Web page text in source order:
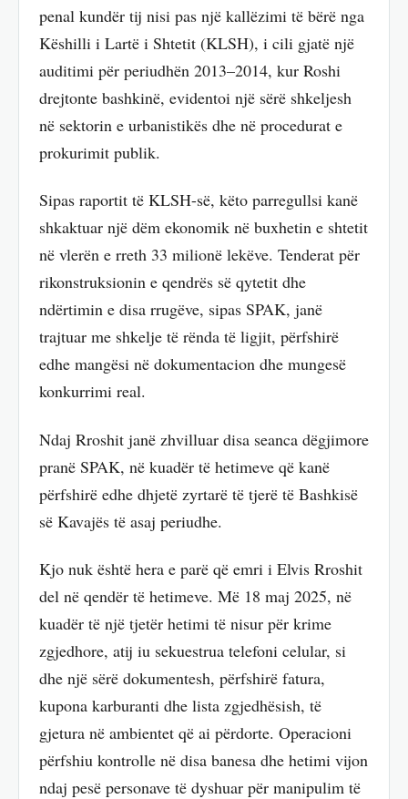
penal kundër tij nisi pas një kallëzimi të bërë nga
Këshilli i Lartë i Shtetit (KLSH), i cili gjatë një
auditimi për periudhën 2013–2014, kur Roshi
drejtonte bashkinë, evidentoi një sërë shkeljesh
në sektorin e urbanistikës dhe në procedurat e
prokurimit publik.
Sipas raportit të KLSH-së, këto parregullsi kanë
shkaktuar një dëm ekonomik në buxhetin e shtetit
në vlerën e rreth 33 milionë lekëve. Tenderat për
rikonstruksionin e qendrës së qytetit dhe
ndërtimin e disa rrugëve, sipas SPAK, janë
trajtuar me shkelje të rënda të ligjit, përfshirë
edhe mangësi në dokumentacion dhe mungesë
konkurrimi real.
Ndaj Rroshit janë zhvilluar disa seanca dëgjimore
pranë SPAK, në kuadër të hetimeve që kanë
përfshirë edhe dhjetë zyrtarë të tjerë të Bashkisë
së Kavajës të asaj periudhe.
Kjo nuk është hera e parë që emri i Elvis Rroshit
del në qendër të hetimeve. Më 18 maj 2025, në
kuadër të një tjetër hetimi të nisur për krime
zgjedhore, atij iu sekuestrua telefoni celular, si
dhe një sërë dokumentesh, përfshirë fatura,
kupona karburanti dhe lista zgjedhësish, të
gjetura në ambientet që ai përdorte. Operacioni
përfshiu kontrolle në disa banesa dhe hetimi vijon
ndaj pesë personave të dyshuar për manipulim të